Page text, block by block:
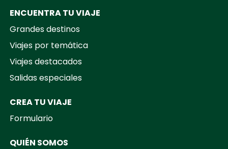
ENCUENTRA TU VIAJE
Grandes destinos
Viajes por temática
Viajes destacados
Salidas especiales
CREA TU VIAJE
Formulario
QUIÉN SOMOS